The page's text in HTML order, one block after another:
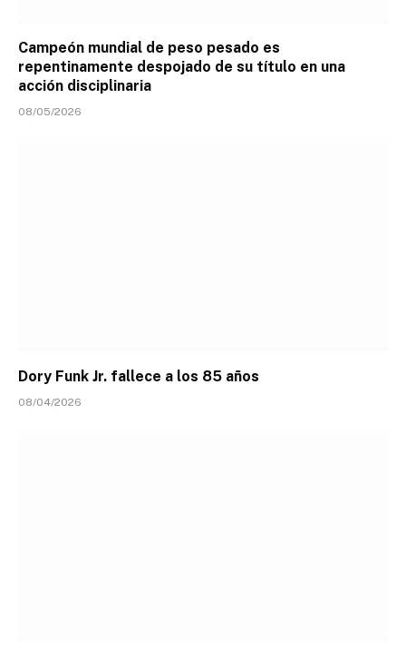
Campeón mundial de peso pesado es
repentinamente despojado de su título en una
acción disciplinaria
08/05/2026
Dory Funk Jr. fallece a los 85 años
08/04/2026